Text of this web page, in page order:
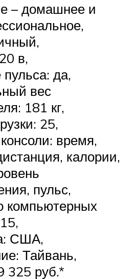
– домашнее и
в,
да,
вес
181 кг,
25,
время,
калории,
пульс,
компьютерных
США,
Тайвань,
325 руб.*